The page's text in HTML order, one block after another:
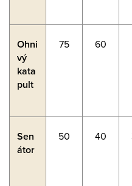
Ohni
vý
kata
pult
75 60
Sen
átor
50 40